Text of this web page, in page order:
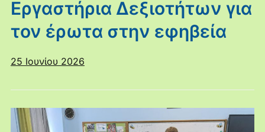
Εργαστήρια Δεξιοτήτων για
τον έρωτα στην εφηβεία
25 Ιουνίου 2026